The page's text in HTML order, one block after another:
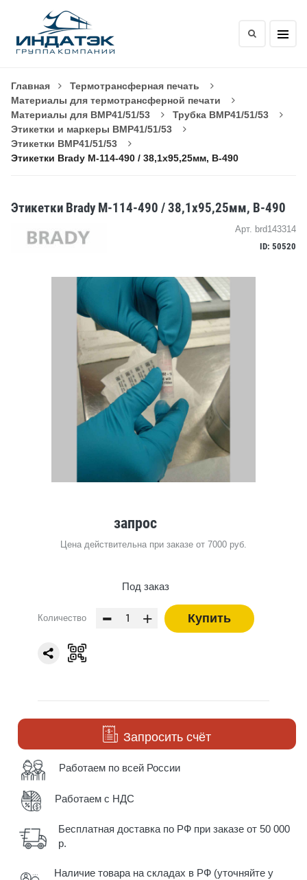
Главная
Термотрансферная печать
Материалы для термотрансферной печати
Материалы для BMP41/51/53
Трубка BMP41/51/53
Этикетки и маркеры BMP41/51/53
Этикетки BMP41/51/53
Этикетки Brady M-114-490 / 38,1x95,25мм, B-490
Этикетки Brady M-114-490 / 38,1x95,25мм, B-490
Арт. brd143314
ID: 50520
запрос
Цена действительна при заказе от 7000 руб.
Под заказ
Количество - + Купить
Запросить счёт
Работаем по всей России
Работаем с НДС
Бесплатная доставка по РФ при заказе от 50 000
р.
Наличие товара на складах в РФ (уточняйте у